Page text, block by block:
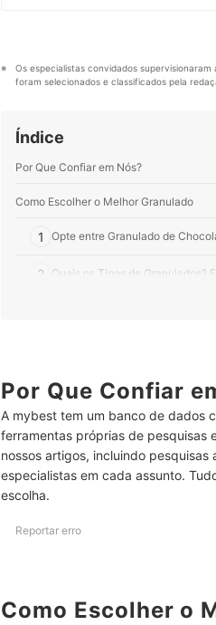
Os especialistas convidados
foram selecionados e classificados pela
Índice
Por Que Confiar em Nós?
Como Escolher o Melhor Granulado
1 Opte entre Granulado de
2 Quais os Tipos de Granulados?
5 Prefira Pacotes com 1 kg se
Top 10 Melhores Granulados
Veja Nossas Indicações para Fazer um
Por Que Confiar
A mybest tem um banco de dados
ferramentas próprias de pesquisas
nossos artigos, incluindo
especialistas em cada assunto.
escolha.
Reportar erro
Como Escolher o